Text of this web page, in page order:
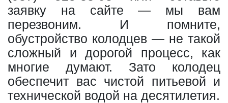
заявку на сайте — мы вам
перезвоним. И помните,
обустройство колодцев — не такой
сложный и дорогой процесс, как
многие думают. Зато колодец
обеспечит вас чистой питьевой и
технической водой на десятилетия.